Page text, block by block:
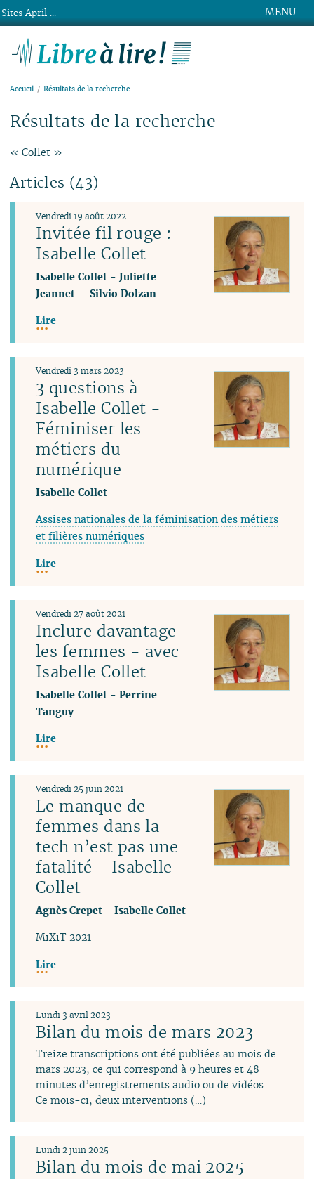
MENU
Accueil Résultats de la recherche
Résultats de la recherche
« Collet »
Articles (43)
Invitée fil rouge :
Isabelle Collet
Vendredi 19 août 2022
Isabelle Collet -Juliette
Jeannet -Silvio Dolzan
Lire
3 questions à
Isabelle Collet -
Féminiser les
métiers du
numérique
Vendredi 3 mars 2023
Isabelle Collet
Assises nationales de la féminisation des métiers
et filières numériques
Lire
Inclure davantage
les femmes - avec
Isabelle Collet
Vendredi 27 août 2021
Isabelle Collet -Perrine
Tanguy
Lire
Le manque de
femmes dans la
tech n’est pas une
fatalité - Isabelle
Collet
Vendredi 25 juin 2021
Agnès Crepet -Isabelle Collet
MiXiT 2021
Lire
Bilan du mois de mars 2023
Lundi 3 avril 2023
Treize transcriptions ont été publiées au mois de
mars 2023, ce qui correspond à 9 heures et 48
minutes d’enregistrements audio ou de vidéos.
Ce mois-ci, deux interventions (…)
Bilan du mois de mai 2025
Lundi 2 juin 2025
Sites April ...